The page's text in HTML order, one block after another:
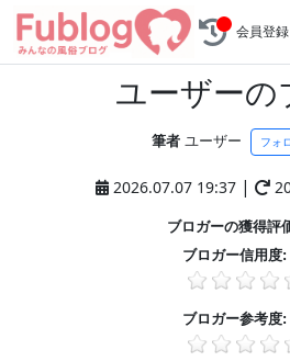
会員登録
ユーザーの
筆者 ユーザー フォ
2026.07.07 19:37 |
ブロガーの獲得評
ブロガー信用度:
ブロガー参考度: